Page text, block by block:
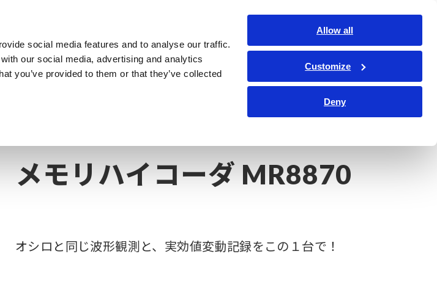
social media features and to analyse our traffic.
our social media, advertising and analytics
you’ve provided to them or that they’ve collected
Allow all
Customize
Deny
・ソリューション 計測知識 サービス・サポート コーポレート・IR
お問い合わせ
メモリハイコーダ MR8870
オシロと同じ波形観測と、実効値変動記録をこの１台で！